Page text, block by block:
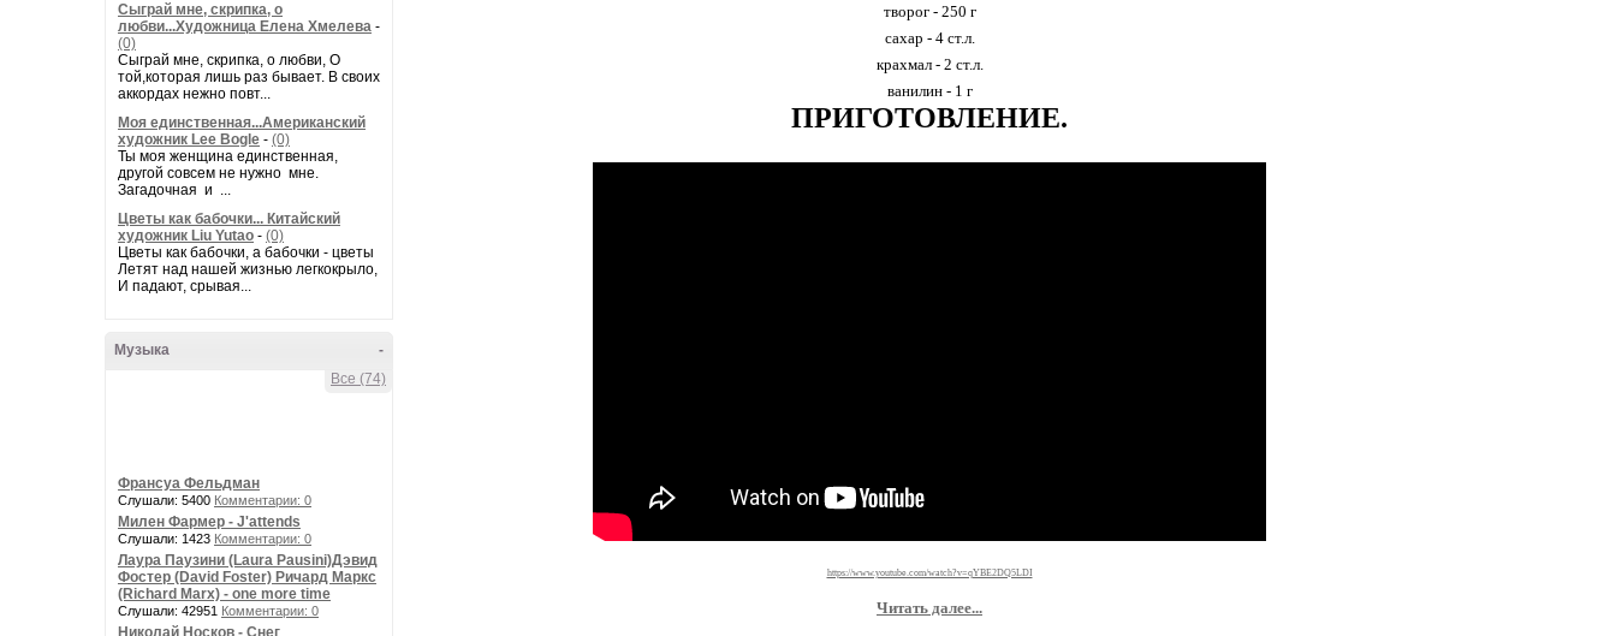
Сыграй мне, скрипка, о
любви...Художница Елена Хмелева -
(0)
Сыграй мне, скрипка, о любви, О
той,которая лишь раз бывает. В своих
аккордах нежно повт...
Моя единственная...Американский
художник Lee Bogle - (0)
Ты моя женщина единственная,
другой совсем не нужно мне.
Загадочная и ...
Цветы как бабочки... Китайский
художник Liu Yutao - (0)
Цветы как бабочки, а бабочки - цветы
Летят над нашей жизнью легкокрыло,
И падают, срывая...
-
Музыка
Все (74)
Франсуа Фельдман
Слушали: 5400 Комментарии: 0
Милен Фармер - J'attends
Слушали: 1423 Комментарии: 0
Лаура Паузини (Laura Pausini)Дэвид
Фостер (David Foster) Ричард Маркс
(Richard Marx) - one more time
Слушали: 42951 Комментарии: 0
Николай Носков - Снег
творог - 250 г
сахар - 4 ст.л.
крахмал - 2 ст.л.
ванилин - 1 г
ПРИГОТОВЛЕНИЕ.
https://www.youtube.com/watch?v=qYBE2DQ5LDI
Читать далее...